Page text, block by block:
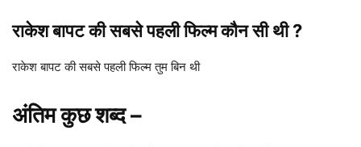
राकेश बापट की सबसे पहली फिल्म कौन सी थी ?
राकेश बापट की सबसे पहली फिल्म तुम बिन थी
अंतिम कुछ शब्द –